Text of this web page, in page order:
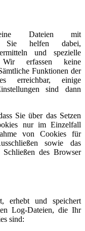
Dateien mit
Sie helfen dabei,
und spezielle
Wir erfassen keine
Funktionen der
erreichbar, einige
sind dann
Sie über das Setzen
nur im Einzelfall
von Cookies für
sowie das
des Browser
erhebt und speichert
Log-Dateien, die Ihr
sind: